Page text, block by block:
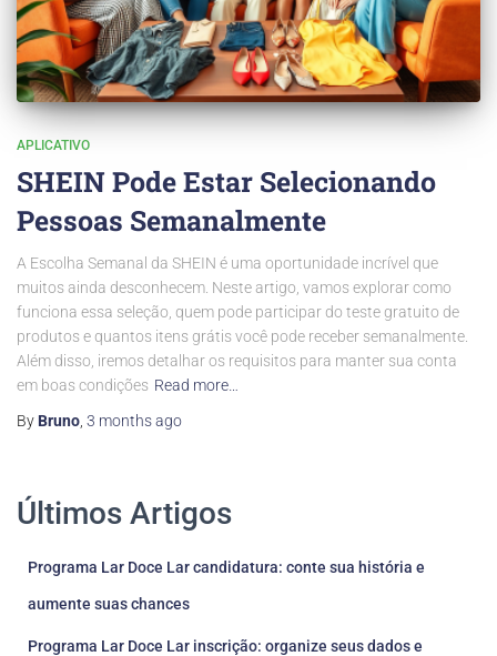
APLICATIVO
SHEIN Pode Estar Selecionando
Pessoas Semanalmente
A Escolha Semanal da SHEIN é uma oportunidade incrível que
muitos ainda desconhecem. Neste artigo, vamos explorar como
funciona essa seleção, quem pode participar do teste gratuito de
produtos e quantos itens grátis você pode receber semanalmente.
Além disso, iremos detalhar os requisitos para manter sua conta
em boas condições Read more…
By Bruno 3 monthsago
Últimos Artigos
Programa Lar Doce Lar candidatura: conte sua história e
aumente suas chances
Programa Lar Doce Lar inscrição: organize seus dados e